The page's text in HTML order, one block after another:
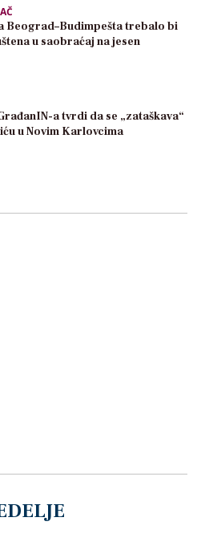
Beograd–Budimpešta trebalo bi
u saobraćaj na jesen
a tvrdi da se „zataškava“
u Novim Karlovcima